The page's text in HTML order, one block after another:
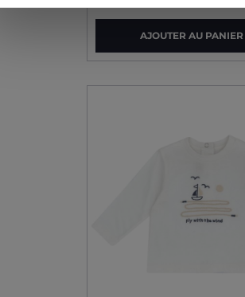
AJOUTER AU PANIER